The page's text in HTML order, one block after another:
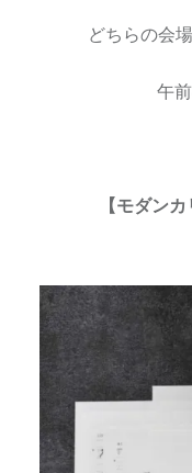
どちらの会
午
【モダン